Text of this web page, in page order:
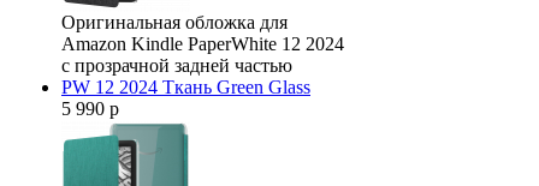
Оригинальная обложка для
Amazon Kindle PaperWhite 12 2024
с прозрачной задней частью
PW 12 2024 Ткань Green Glass
5 990 р